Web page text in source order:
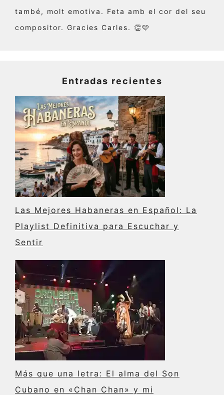
també, molt emotiva. Feta amb el cor del seu
compositor. Gracies Carles. 👏🩷
Entradas recientes
Las Mejores Habaneras en Español: La
Playlist Definitiva para Escuchar y
Sentir
Más que una letra: El alma del Son
Cubano en «Chan Chan» y mi